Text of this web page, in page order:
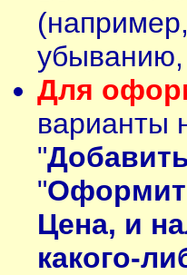
убыванию,
Для
варианты
"
"
Цена, и
какого-